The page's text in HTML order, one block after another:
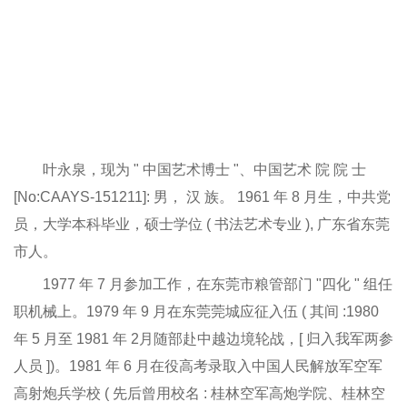
叶永泉，现为 " 中国艺术博士 "、中国艺术 院 院 士
[No:CAAYS-151211]: 男， 汉 族。 1961 年 8 月生，中共党
员，大学本科毕业，硕士学位 ( 书法艺术专业 ), 广东省东莞
市人。
1977 年 7 月参加工作，在东莞市粮管部门 "四化 " 组任
职机械上。1979 年 9 月在东莞莞城应征入伍 ( 其间 :1980
年 5 月至 1981 年 2月随部赴中越边境轮战，[ 归入我军两参
人员 ])。1981 年 6 月在役高考录取入中国人民解放军空军
高射炮兵学校 ( 先后曾用校名 : 桂林空军高炮学院、桂林空